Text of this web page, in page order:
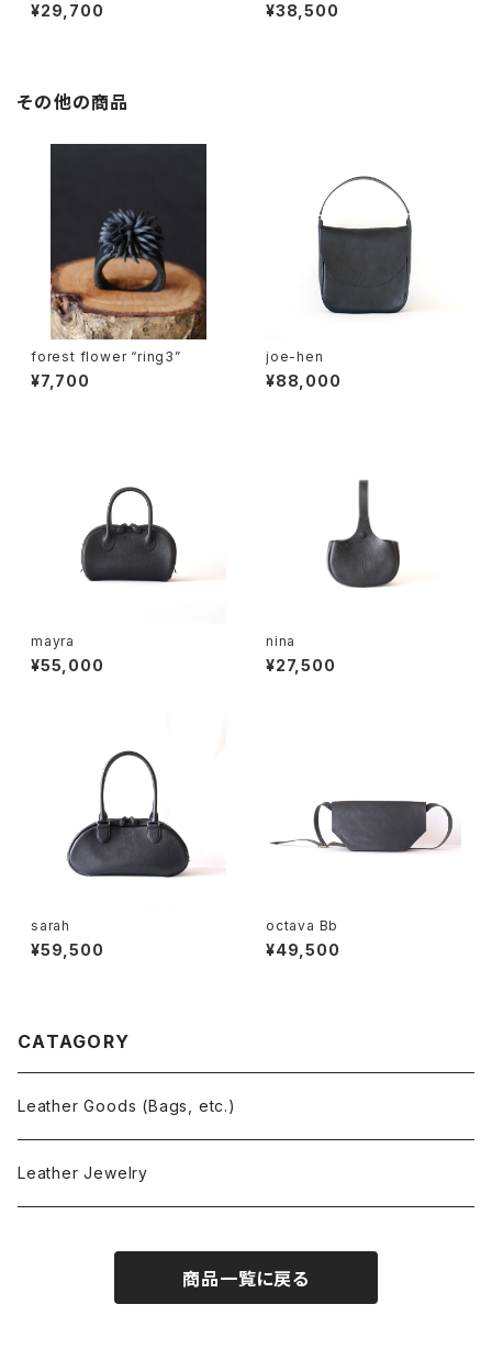
¥29,700 ¥38,500
その他の商品
forest flower “ring3”
¥7,700
joe-hen
¥88,000
mayra
¥55,000
nina
¥27,500
sarah
¥59,500
octava Bb
¥49,500
CATAGORY
Leather Goods (Bags, etc.)
Leather Jewelry
商品一覧に戻る